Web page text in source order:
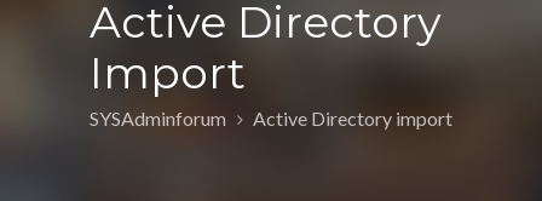
Active Directory
Import
SYSAdminforum Active Directory import